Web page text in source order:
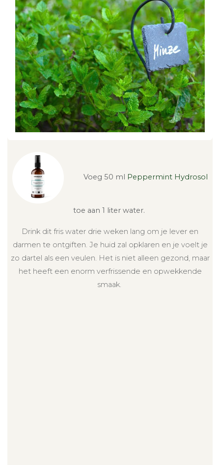
Voeg 50 ml Peppermint Hydrosol
toe aan 1 liter water.
Drink dit fris water drie weken lang om je lever en
darmen te ontgiften. Je huid zal opklaren en je voelt je
zo dartel als een veulen. Het is niet alleen gezond, maar
het heeft een enorm verfrissende en opwekkende
smaak.